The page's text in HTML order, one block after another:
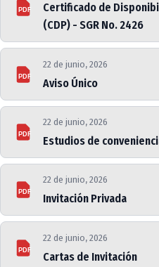
PDF
Certificado de
(CDP) - SGR No. 2426
PDF
22 de junio, 2026
Aviso Único
PDF
22 de junio, 2026
Estudios de
PDF
22 de junio, 2026
Invitación Privada
PDF
22 de junio, 2026
Cartas de Invitación